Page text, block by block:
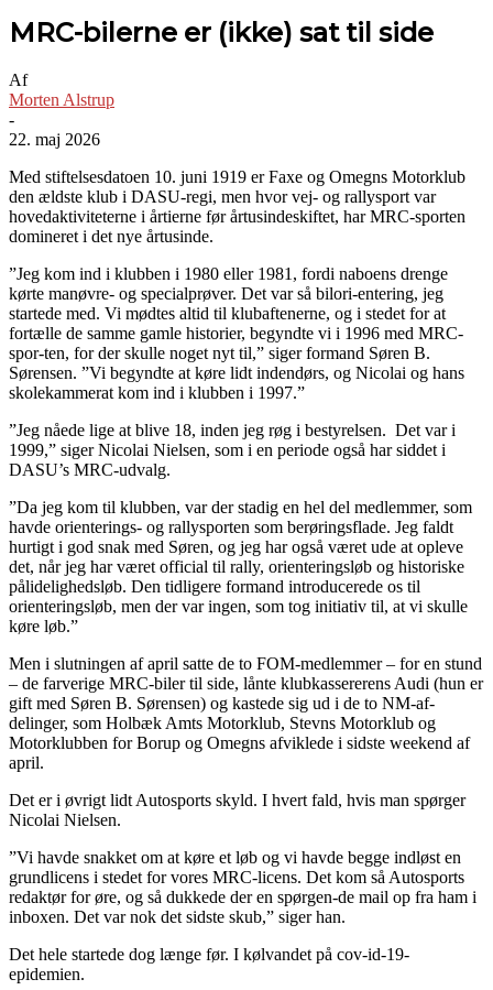
MRC-bilerne er (ikke) sat til side
Af
Morten Alstrup
-
22. maj 2026
Med stiftelsesdatoen 10. juni 1919 er Faxe og Omegns Motorklub
den ældste klub i DASU-regi, men hvor vej- og rallysport var
hovedaktiviteterne i årtierne før årtusindeskiftet, har MRC-sporten
domineret i det nye årtusinde.
”Jeg kom ind i klubben i 1980 eller 1981, fordi naboens drenge
kørte manøvre- og specialprøver. Det var så bilori-entering, jeg
startede med. Vi mødtes altid til klubaftenerne, og i stedet for at
fortælle de samme gamle historier, begyndte vi i 1996 med MRC-
spor-ten, for der skulle noget nyt til,” siger formand Søren B.
Sørensen. ”Vi begyndte at køre lidt indendørs, og Nicolai og hans
skolekammerat kom ind i klubben i 1997.”
”Jeg nåede lige at blive 18, inden jeg røg i bestyrelsen. Det var i
1999,” siger Nicolai Nielsen, som i en periode også har siddet i
DASU’s MRC-udvalg.
”Da jeg kom til klubben, var der stadig en hel del medlemmer, som
havde orienterings- og rallysporten som berøringsflade. Jeg faldt
hurtigt i god snak med Søren, og jeg har også været ude at opleve
det, når jeg har været official til rally, orienteringsløb og historiske
pålidelighedsløb. Den tidligere formand introducerede os til
orienteringsløb, men der var ingen, som tog initiativ til, at vi skulle
køre løb.”
Men i slutningen af april satte de to FOM-medlemmer – for en stund
– de farverige MRC-biler til side, lånte klubkassererens Audi (hun er
gift med Søren B. Sørensen) og kastede sig ud i de to NM-af-
delinger, som Holbæk Amts Motorklub, Stevns Motorklub og
Motorklubben for Borup og Omegns afviklede i sidste weekend af
april.
Det er i øvrigt lidt Autosports skyld. I hvert fald, hvis man spørger
Nicolai Nielsen.
”Vi havde snakket om at køre et løb og vi havde begge indløst en
grundlicens i stedet for vores MRC-licens. Det kom så Autosports
redaktør for øre, og så dukkede der en spørgen-de mail op fra ham i
inboxen. Det var nok det sidste skub,” siger han.
Det hele startede dog længe før. I kølvandet på cov-id-19-
epidemien.